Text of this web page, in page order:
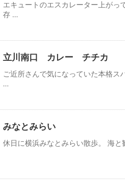
エキュートのエスカレーター上がっ
存 ...
立川南口 カレー チチカ
ご近所さんで気になっていた本格ス
...
みなとみらい
休日に横浜みなとみらい散歩。 海と